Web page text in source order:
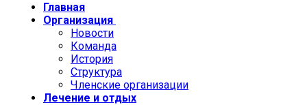
Главная
Организация
Новости
Команда
История
Структура
Членские организации
Лечение и отдых